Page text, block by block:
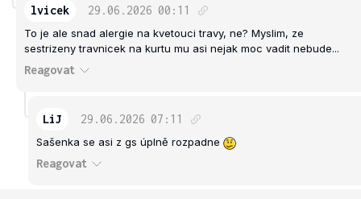
lvicek 29.06.2026 00:11
To je ale snad alergie na kvetouci travy, ne? Myslim, ze
sestrizeny travnicek na kurtu mu asi nejak moc vadit nebude...
Reagovat
LiJ 29.06.2026 07:11
Sašenka se asi z gs úplně rozpadne
Reagovat